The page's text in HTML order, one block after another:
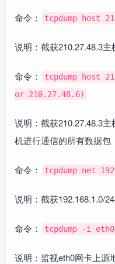
命令： tcpdump host
说明：截获210.27.48.3
命令：
tcpdump host
or 210.27.48.6)
说明：截获210.27.48.3
机进行通信的所有数据包
命令： tcpdump net
说明：截获192.168.1.0/
命令： tcpdump -i
说明：监视eth0网卡上源